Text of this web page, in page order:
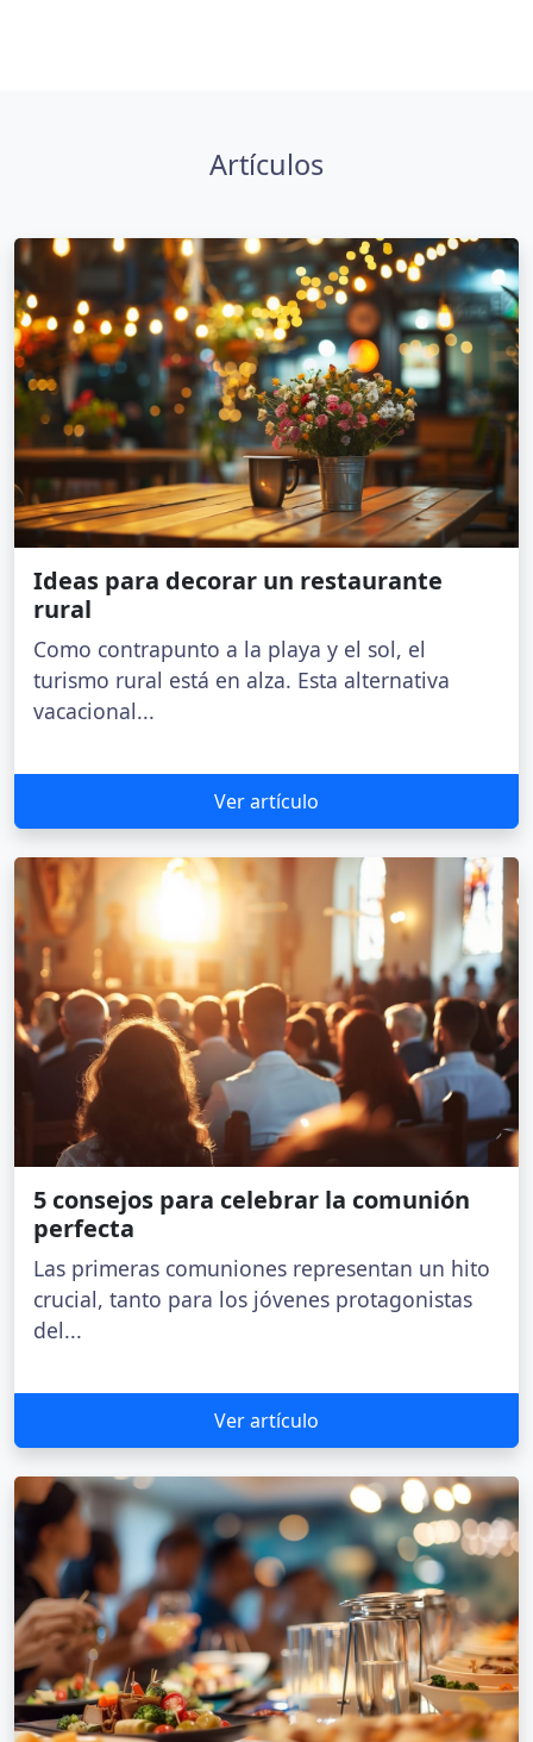
Artículos
Ideas para decorar un restaurante
rural
Como contrapunto a la playa y el sol, el
turismo rural está en alza. Esta alternativa
vacacional...
Ver artículo
5 consejos para celebrar la comunión
perfecta
Las primeras comuniones representan un hito
crucial, tanto para los jóvenes protagonistas
del...
Ver artículo